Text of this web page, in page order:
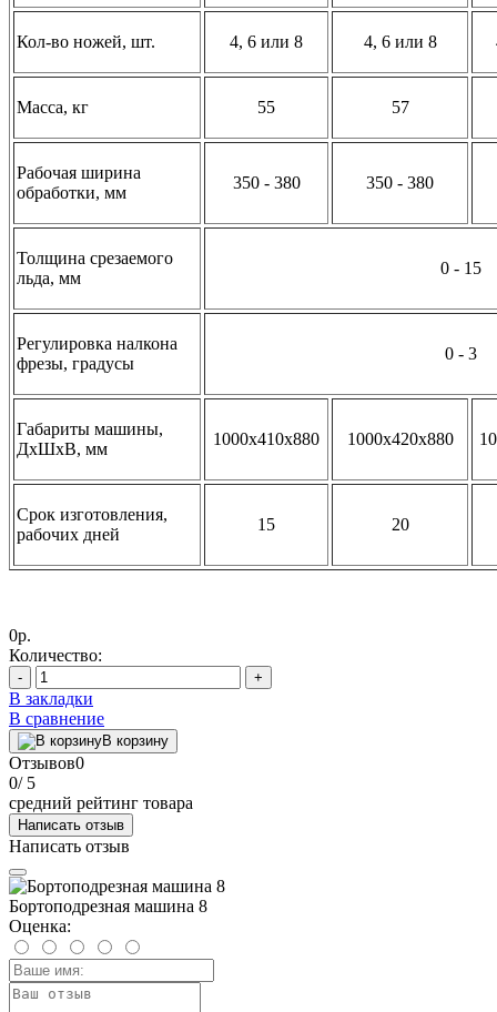
Кол-во ножей, шт. 4, 6 или 8 4, 6 или 8
Масса, кг 55 57
Рабочая ширина
обработки, мм
350 - 380 350 - 380
Толщина срезаемого
льда, мм
0 - 15
Регулировка налкона
фрезы, градусы
0 - 3
Габариты машины,
ДхШхВ, мм
1000х410х880 1000х420х880
Срок изготовления,
рабочих дней
15 20
0р.
Количество:
- +
В закладки
В сравнение
В корзину
Отзывов0
0/ 5
средний рейтинг товара
Написать отзыв
Написать отзыв
Бортоподрезная машина 8
Оценка: